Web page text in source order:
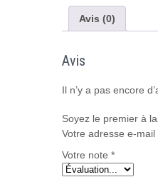
Avis (0)
Avis
Il n’y a pas encore
Soyez le premier à
Votre adresse e-mail
Votre note *